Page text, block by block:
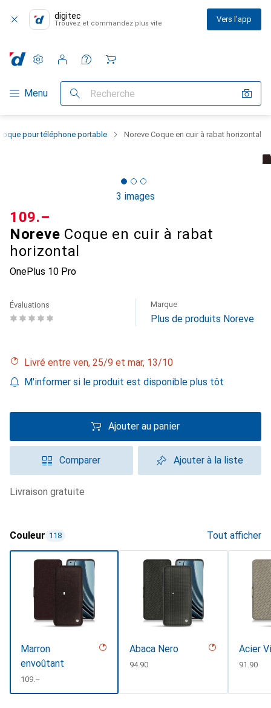
digitec
Trouvez et commandez plus vite Vers l'app
Navigation par catégorie
Menu Recherche
Paramètres
Compte client
Listes de comparaison
Listes d'envies
Panier
pour téléphone portable Noreve Coque en cuir à rabat horizontal
3 images
Noreve Coque en cuir à rabat
horizontal
OnePlus 10 Pro
CHF
109.–
Évaluations Marque
Plus de produits Noreve
Livré entre ven, 25/9 et mar, 13/10
M'informer si le produit est disponible plus tôt
Ajouter au panier
Comparer Ajouter à la liste
livraison gratuite
Couleur 118 Tout afficher
Marron
envoûtant
CHF
109.–
Abaca Nero
CHF
94.90
Acier
CHF
91.90